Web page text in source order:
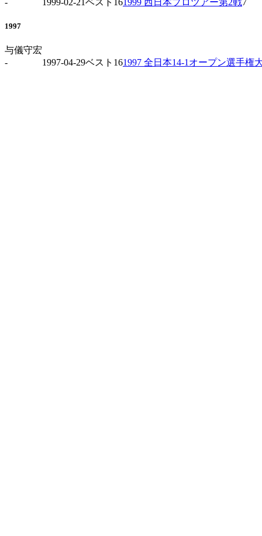
-
1999-02-21ベスト161999 西日本プロツアー第2戦7
1997
与儀守宏
-
1997-04-29ベスト161997 全日本14-1オープン選手権